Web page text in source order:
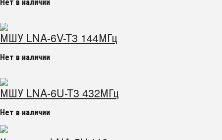
МШУ LNA-6V-T3 144МГц
Нет в наличии
МШУ LNA-6U-T3 432МГц
Нет в наличии